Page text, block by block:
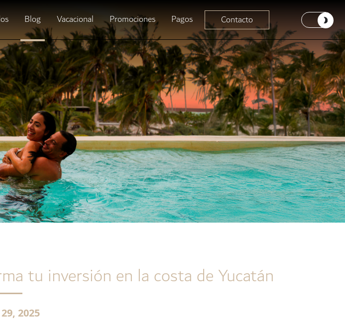
Blog Vacacional Promociones Pagos Contacto
tu inversión en la costa de Yucatán
2025